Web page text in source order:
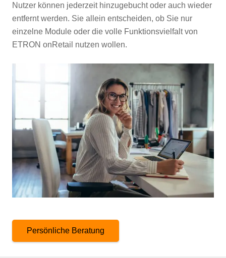
Nutzer können jederzeit hinzugebucht oder auch wieder
entfernt werden. Sie allein entscheiden, ob Sie nur
einzelne Module oder die volle Funktionsvielfalt von
ETRON onRetail nutzen wollen.
Persönliche Beratung